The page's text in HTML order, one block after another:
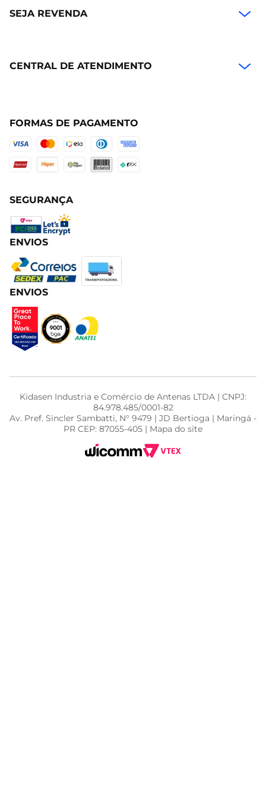
SEJA REVENDA
CENTRAL DE ATENDIMENTO
FORMAS DE PAGAMENTO
SEGURANÇA
ENVIOS
ENVIOS
Kidasen Industria e Comércio de Antenas LTDA | CNPJ:
84.978.485/0001-82
Av. Pref. Sincler Sambatti, N° 9479 | JD Bertioga | Maringá -
PR CEP: 87055-405 | Mapa do site